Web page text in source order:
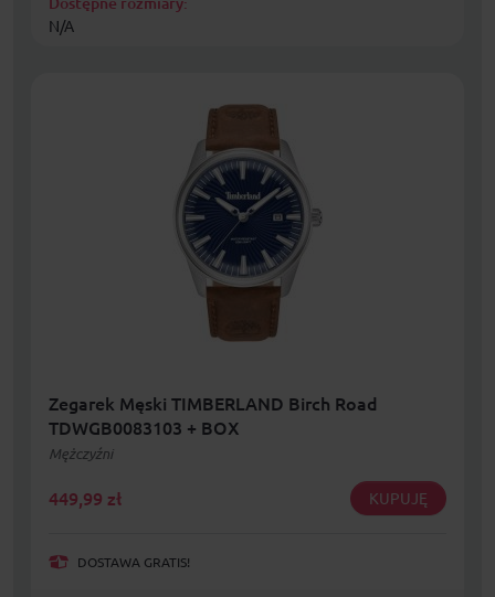
N/A
Zegarek Męski TIMBERLAND Birch Road
TDWGB0083103 + BOX
Mężczyźni
449,99 zł KUPUJĘ
DOSTAWA GRATIS!